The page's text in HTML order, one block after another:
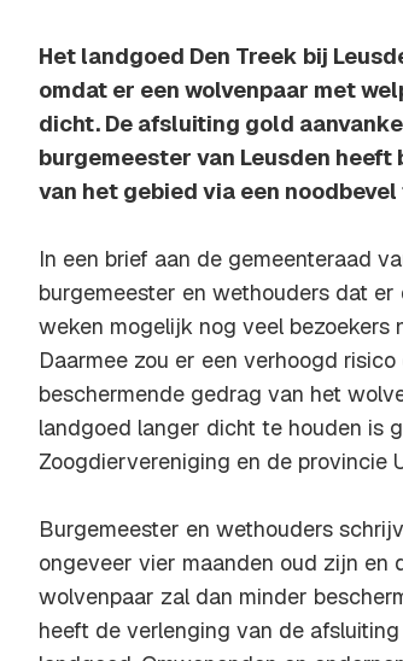
Het landgoed Den Treek bij
omdat er een wolvenpaar met
dicht. De afsluiting gold
burgemeester van Leusden
van het gebied via een
In een brief aan de gemeenteraad
burgemeester en wethouders dat
weken mogelijk nog veel bezoekers
Daarmee zou er een verhoogd
beschermende gedrag van het
landgoed langer dicht te houden is
Zoogdiervereniging en de provincie
Burgemeester en wethouders
ongeveer vier maanden oud zijn en
wolvenpaar zal dan minder
heeft de verlenging van de